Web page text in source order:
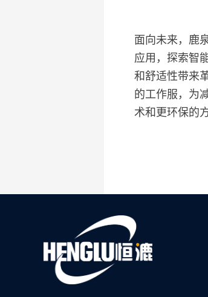
面向未来，鹿
应用，探索智
和舒适性带来
的工作服，为
术和更环保的